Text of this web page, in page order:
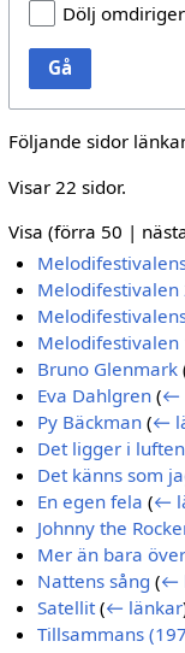
Dölj
Gå
Följande sidor
Visar 22 sidor.
Visa (förra 50 |
Melodifestivalen
Melodifestivalen
Bruno Glenmark
Eva Dahlgren (←
Py Bäckman (←
Det ligger i luften
Det känns som
En egen fela (←
Johnny the
Mer än bara
Nattens sång (←
Satellit (← länkar
Tillsammans